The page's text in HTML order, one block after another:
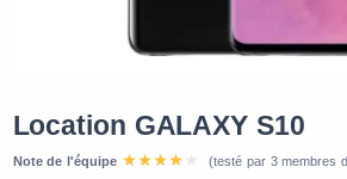
Location GALAXY S10
Note de l'équipe (testé par 3 membres